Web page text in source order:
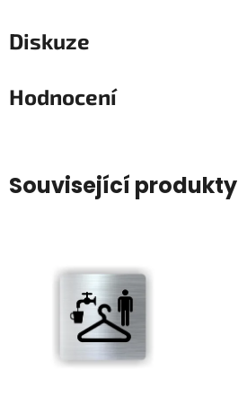
Diskuze
Hodnocení
Související produkty